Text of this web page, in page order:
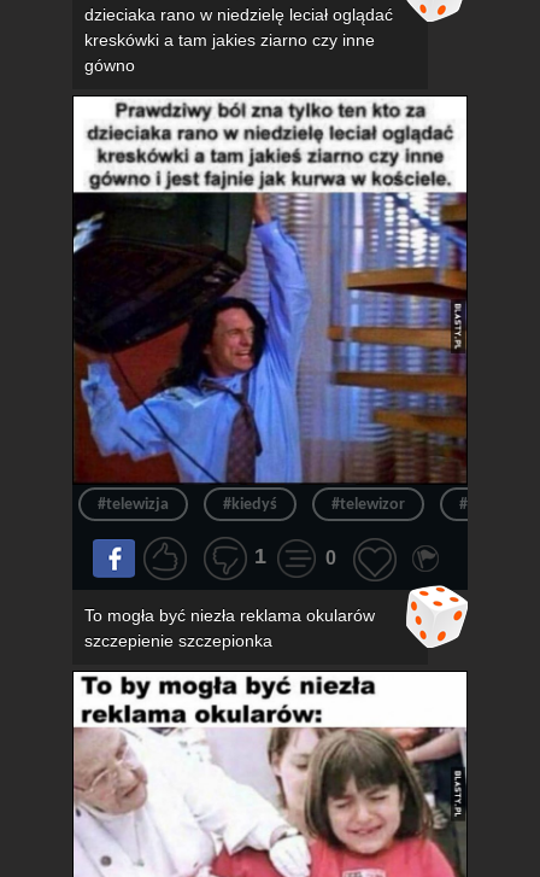
dzieciaka rano w niedzielę leciał oglądać
kreskówki a tam jakies ziarno czy inne
gówno
#telewizja #kiedyś #telewizor #ból
1 0
To mogła być niezła reklama okularów
szczepienie szczepionka